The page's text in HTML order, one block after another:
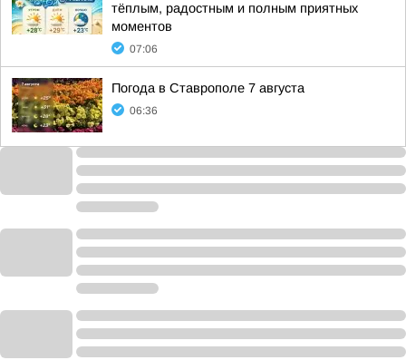
тёплым, радостным и полным приятных
моментов
07:06
Погода в Ставрополе 7 августа
06:36